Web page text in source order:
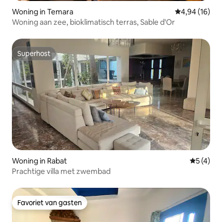
Woning in Temara Gemiddelde
4,94 (16)
Woning aan zee, bioklimatisch terras, Sable d'Or
Superhost
Superhost
Woning in Rabat
5 (4)
Prachtige villa met zwembad
Favoriet van gasten
Favoriet van gasten